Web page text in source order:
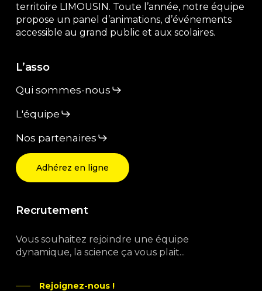
territoire LIMOUSIN. Toute l’année, notre équipe
propose un panel d’animations, d’événements
accessible au grand public et aux scolaires.
L’asso
Qui sommes-nous
L'équipe
Nos partenaires
Adhérez en ligne
Recrutement
Vous souhaitez rejoindre une équipe
dynamique, la science ça vous plait...
Rejoignez-nous !